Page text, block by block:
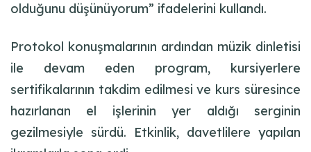
olduğunu düşünüyorum” ifadelerini kullandı.
Protokol konuşmalarının ardından müzik dinletisi
ile devam eden program, kursiyerlere
sertifikalarının takdim edilmesi ve kurs süresince
hazırlanan el işlerinin yer aldığı serginin
gezilmesiyle sürdü. Etkinlik, davetlilere yapılan